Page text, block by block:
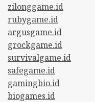
zilonggame.id
rubygame.id
argusgame.id
grockgame.id
survivalgame.id
safegame.id
gamingbio.id
biogames.id